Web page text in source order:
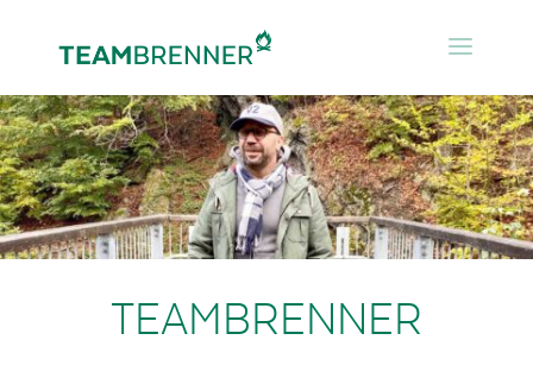
TEAMBRENNER